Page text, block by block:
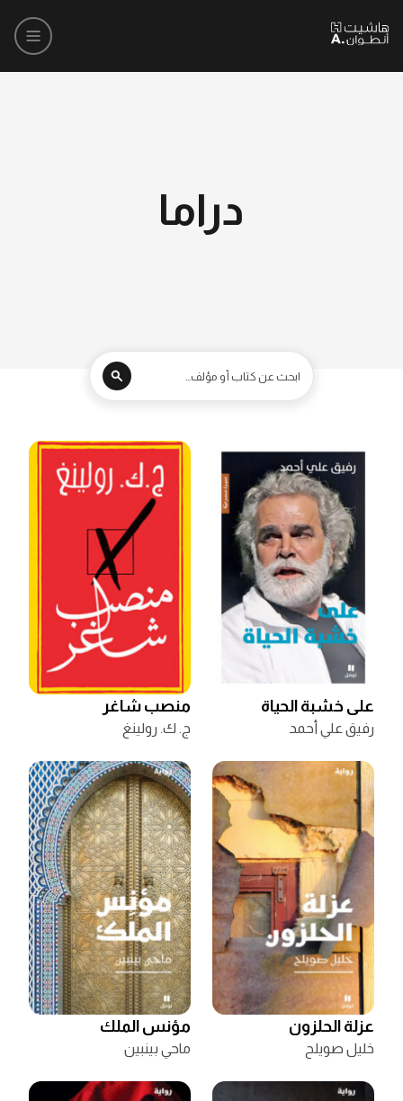
دراما
على خشبة الحياة
رفيق علي أحمد
منصب شاغر
ج. ك. رولينغ
عزلة الحلزون
خليل صويلح
مؤنس الملك
ماحي بينبين